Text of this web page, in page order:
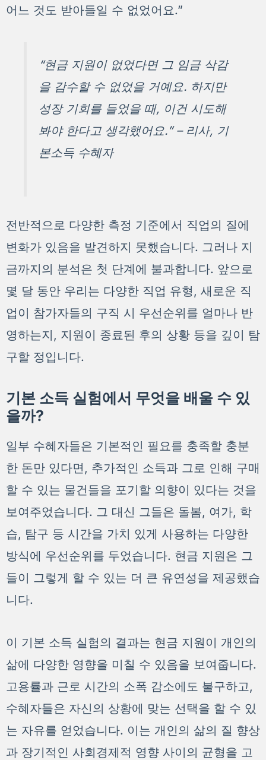
어느 것도 받아들일 수 없었어요.”
“현금 지원이 없었다면 그 임금 삭감
을 감수할 수 없었을 거예요. 하지만
성장 기회를 들었을 때, 이건 시도해
봐야 한다고 생각했어요.” – 리사, 기
본소득 수혜자
전반적으로 다양한 측정 기준에서 직업의 질에
변화가 있음을 발견하지 못했습니다. 그러나 지
금까지의 분석은 첫 단계에 불과합니다. 앞으로
몇 달 동안 우리는 다양한 직업 유형, 새로운 직
업이 참가자들의 구직 시 우선순위를 얼마나 반
영하는지, 지원이 종료된 후의 상황 등을 깊이 탐
구할 정입니다.
기본 소득 실험에서 무엇을 배울 수 있
을까?
일부 수혜자들은 기본적인 필요를 충족할 충분
한 돈만 있다면, 추가적인 소득과 그로 인해 구매
할 수 있는 물건들을 포기할 의향이 있다는 것을
보여주었습니다. 그 대신 그들은 돌봄, 여가, 학
습, 탐구 등 시간을 가치 있게 사용하는 다양한
방식에 우선순위를 두었습니다. 현금 지원은 그
들이 그렇게 할 수 있는 더 큰 유연성을 제공했습
니다.
이 기본 소득 실험의 결과는 현금 지원이 개인의
삶에 다양한 영향을 미칠 수 있음을 보여줍니다.
고용률과 근로 시간의 소폭 감소에도 불구하고,
수혜자들은 자신의 상황에 맞는 선택을 할 수 있
는 자유를 얻었습니다. 이는 개인의 삶의 질 향상
과 장기적인 사회경제적 영향 사이의 균형을 고